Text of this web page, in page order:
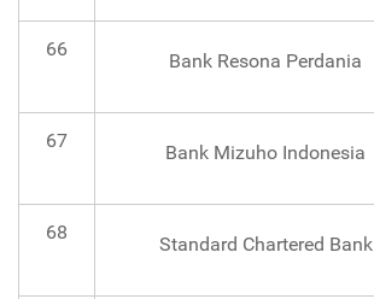
66
Bank Resona Perdania
67
Bank Mizuho Indonesia
68
Standard Chartered Bank